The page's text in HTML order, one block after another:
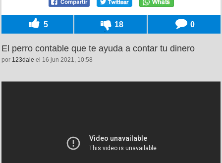
5 18 0
El perro contable que te ayuda a contar tu dinero
por 123dale el 16 jun 2021, 10:58